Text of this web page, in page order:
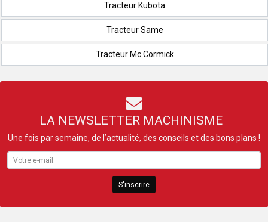
Tracteur Kubota
Tracteur Same
Tracteur Mc Cormick
LA NEWSLETTER MACHINISME
Une fois par semaine, de l’actualité, des conseils et des bons plans !
S'inscrire